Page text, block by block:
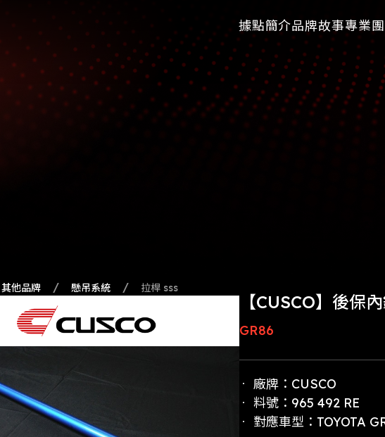
據點簡介品牌故事專業
其他品牌 懸吊系統 拉桿 sss
【CUSCO】後保
GR86
廠牌：CUSCO
料號：965 492 RE
對應車型：TOYOTA